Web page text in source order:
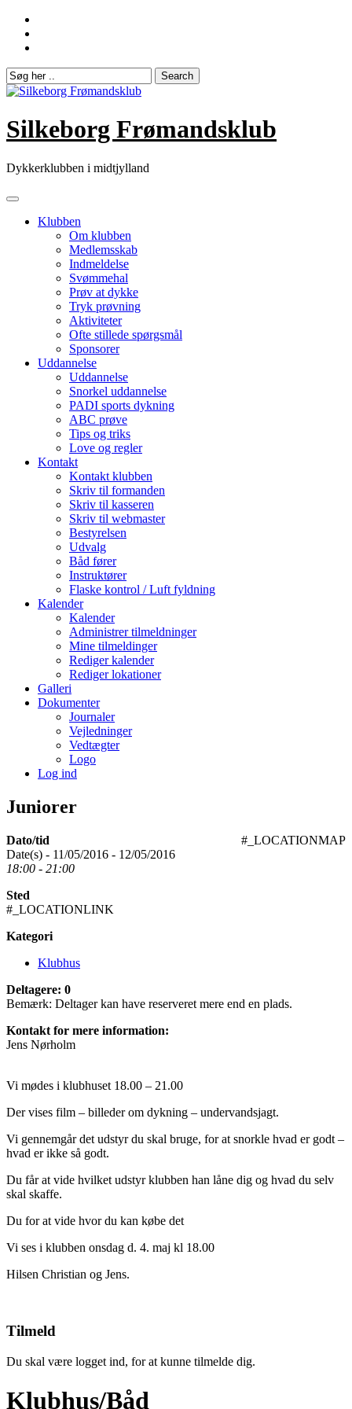
Skip
content
Silkeborg Frømandsklub
Dykkerklubben i midtjylland
Klubben
Om klubben
Medlemsskab
Indmeldelse
Svømmehal
Prøv at dykke
Tryk prøvning
Aktiviteter
Ofte stillede spørgsmål
Sponsorer
Uddannelse
Uddannelse
Snorkel uddannelse
PADI sports dykning
ABC prøve
Tips og triks
Love og regler
Kontakt
Kontakt klubben
Skriv til formanden
Skriv til kasseren
Skriv til webmaster
Bestyrelsen
Udvalg
Båd fører
Instruktører
Flaske kontrol / Luft fyldning
Kalender
Kalender
Administrer tilmeldninger
Mine tilmeldinger
Rediger kalender
Rediger lokationer
Galleri
Dokumenter
Journaler
Vejledninger
Vedtægter
Logo
Log ind
Juniorer
#_LOCATIONMAP
Dato/tid
Date(s) - 11/05/2016 - 12/05/2016
18:00 - 21:00
Sted
#_LOCATIONLINK
Kategori
Klubhus
Deltagere: 0
Bemærk: Deltager kan have reserveret mere end en plads.
Kontakt for mere information:
Jens Nørholm
Vi mødes i klubhuset 18.00 – 21.00
Der vises film – billeder om dykning – undervandsjagt.
Vi gennemgår det udstyr du skal bruge, for at snorkle hvad er godt –
hvad er ikke så godt.
Du får at vide hvilket udstyr klubben han låne dig og hvad du selv
skal skaffe.
Du for at vide hvor du kan købe det
Vi ses i klubben onsdag d. 4. maj kl 18.00
Hilsen Christian og Jens.
Tilmeld
Du skal være logget ind, for at kunne tilmelde dig.
Klubhus/Båd